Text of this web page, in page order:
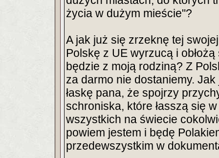
życia w dużym mieście"?
A jak już się zrzeknę tej
Polskę z UE wyrzucą i
będzie z moją rodziną? Z
za darmo nie dostaniemy.
łaskę pana, że spojrzy
schroniska, które łasszą się
wszystkich na świecie
powiem jestem i będę
przedewszystkim w